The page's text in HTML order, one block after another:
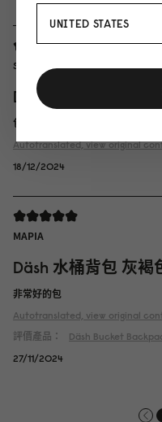
Sher Wen
Däsh 水桶背包 黑色
包包的尺寸非常適合身材較小的女
Autotranslated, view original
18/12/2024
ΜΑΡΙΑ
Däsh 水桶背包 灰褐
非常好的包
Autotranslated, view original
評價產品：
Däsh Bucket
27/11/2024
UNITED STATES